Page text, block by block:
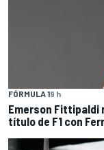
FÓRMULA 19 h
Emerson Fittipaldi
título de F1 con